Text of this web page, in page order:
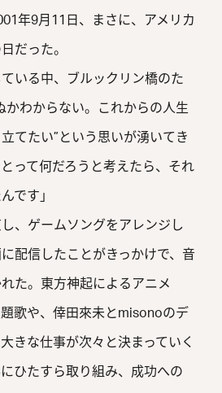
年9月11日、まさに、アメリカ
だった。
ている中、ブルックリン橋のた
かわからない。これからの人生
てたい”という思いが湧いてき
って何だろうと考えたら、それ
です」
、ゲームソングをアレンジし
配信したことがきっかけで、音
た。東方神起によるアニメ
題歌や、倖田來未とmisonoのデ
きな仕事が次々と決まっていく
ひたすら取り組み、成功への